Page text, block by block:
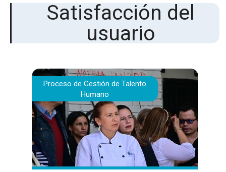
Satisfacción del
usuario
Proceso de Gestión de Talento
Humano